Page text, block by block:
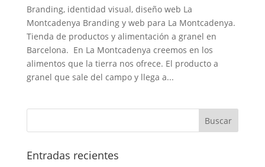
Branding, identidad visual, diseño web La
Montcadenya Branding y web para La Montcadenya.
Tienda de productos y alimentación a granel en
Barcelona. En La Montcadenya creemos en los
alimentos que la tierra nos ofrece. El producto a
granel que sale del campo y llega a...
Entradas recientes